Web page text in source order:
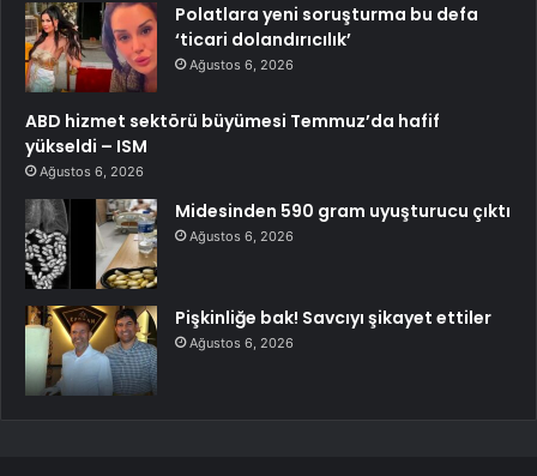
Polatlara yeni soruşturma bu defa
‘ticari dolandırıcılık’
Ağustos 6, 2026
ABD hizmet sektörü büyümesi Temmuz’da hafif
yükseldi – ISM
Ağustos 6, 2026
Midesinden 590 gram uyuşturucu çıktı
Ağustos 6, 2026
Pişkinliğe bak! Savcıyı şikayet ettiler
Ağustos 6, 2026